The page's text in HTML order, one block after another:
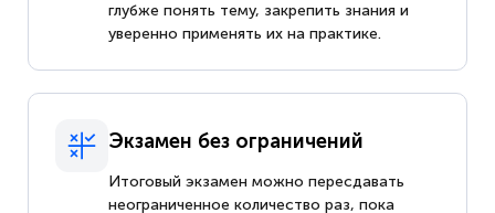
глубже понять тему, закрепить знания и
уверенно применять их на практике.
Экзамен без ограничений
Итоговый экзамен можно пересдавать
неограниченное количество раз, пока